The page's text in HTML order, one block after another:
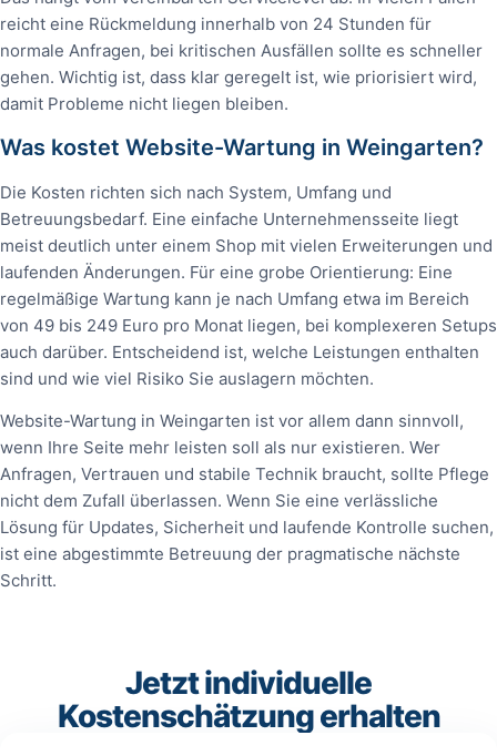
reicht eine Rückmeldung innerhalb von 24 Stunden für
normale Anfragen, bei kritischen Ausfällen sollte es schneller
gehen. Wichtig ist, dass klar geregelt ist, wie priorisiert wird,
damit Probleme nicht liegen bleiben.
Was kostet Website-Wartung in Weingarten?
Die Kosten richten sich nach System, Umfang und
Betreuungsbedarf. Eine einfache Unternehmensseite liegt
meist deutlich unter einem Shop mit vielen Erweiterungen und
laufenden Änderungen. Für eine grobe Orientierung: Eine
regelmäßige Wartung kann je nach Umfang etwa im Bereich
von 49 bis 249 Euro pro Monat liegen, bei komplexeren Setups
auch darüber. Entscheidend ist, welche Leistungen enthalten
sind und wie viel Risiko Sie auslagern möchten.
Website-Wartung in Weingarten ist vor allem dann sinnvoll,
wenn Ihre Seite mehr leisten soll als nur existieren. Wer
Anfragen, Vertrauen und stabile Technik braucht, sollte Pflege
nicht dem Zufall überlassen. Wenn Sie eine verlässliche
Lösung für Updates, Sicherheit und laufende Kontrolle suchen,
ist eine abgestimmte Betreuung der pragmatische nächste
Schritt.
Jetzt individuelle
Kostenschätzung erhalten